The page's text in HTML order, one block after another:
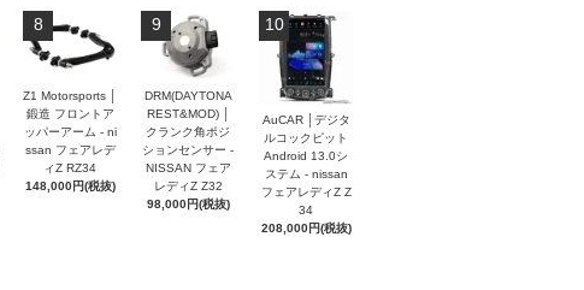
8
Z1 Motorsports │
鍛造 フロントア
ッパーアーム - ni
ssan フェアレデ
ィZ RZ34
148,000円(税抜)
9
DRM(DAYTONA
REST&MOD) │
クランク角ポジ
ションセンサー -
NISSAN フェア
レディZ Z32
98,000円(税抜)
10
AuCAR │デジタ
ルコックピット
Android 13.0シ
ステム - nissan
フェアレディZ Z
34
208,000円(税抜)